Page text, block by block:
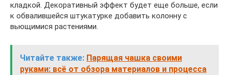
кладкой. Декоративный эффект будет еще больше, если
к обвалившейся штукатурке добавить колонну с
вьющимися растениями.
Читайте также: Парящая чашка своими
руками: всё от обзора материалов и процесса